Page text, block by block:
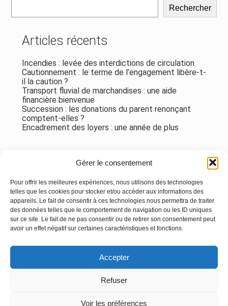
Gérer le consentement
Pour offrir les meilleures expériences, nous utilisons des technologies
telles que les cookies pour stocker et/ou accéder aux informations des
appareils. Le fait de consentir à ces technologies nous permettra de traiter
des données telles que le comportement de navigation ou les ID uniques
sur ce site. Le fait de ne pas consentir ou de retirer son consentement peut
avoir un effet négatif sur certaines caractéristiques et fonctions.
Accepter
Refuser
Voir les préférences
Rechercher
Articles récents
Incendies : levée des interdictions de circulation
Cautionnement : le terme de l’engagement libère-t-
il la caution ?
Transport fluvial de marchandises : une aide
financière bienvenue
Succession : les donations du parent renonçant
comptent-elles ?
Encadrement des loyers : une année de plus
Aucun commentaire à afficher.
Principale
Linkedin Instagram
MENTIONS LÉGALES